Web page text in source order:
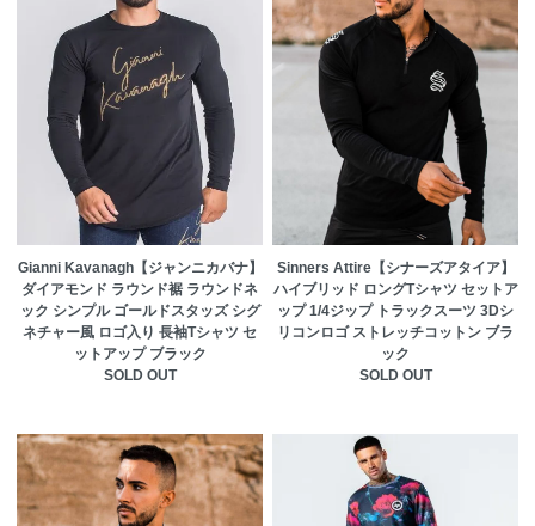
Gianni Kavanagh【ジャンニカバナ】
ダイアモンド ラウンド裾 ラウンドネ
ック シンプル ゴールドスタッズ シグ
ネチャー風 ロゴ入り 長袖Tシャツ セ
ットアップ ブラック
SOLD OUT
Sinners Attire【シナーズアタイア】
ハイブリッド ロングTシャツ セットア
ップ 1/4ジップ トラックスーツ 3Dシ
リコンロゴ ストレッチコットン ブラ
ック
SOLD OUT